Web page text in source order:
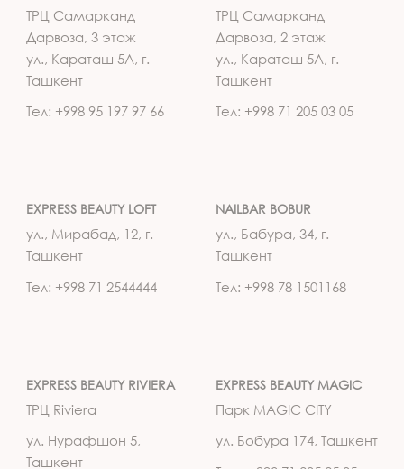
ТРЦ Самарканд
Дарвоза, 3 этаж
ул., Караташ 5А, г.
Ташкент
Тел: +998 95 197 97 66
ТРЦ Самарканд
Дарвоза, 2 этаж
ул., Караташ 5А, г.
Ташкент
Тел: +998 71 205 03 05
EXPRESS BEAUTY LOFT
ул., Мирабад, 12, г.
Ташкент
Тел: +998 71 2544444
NAILBAR BOBUR
ул., Бабура, 34, г.
Ташкент
Тел: +998 78 1501168
EXPRESS BEAUTY RIVIERA
ТРЦ Riviera
ул. Нурафшон 5,
Ташкент
EXPRESS BEAUTY MAGIC
Парк MAGIC CITY
ул. Бобура 174, Ташкент